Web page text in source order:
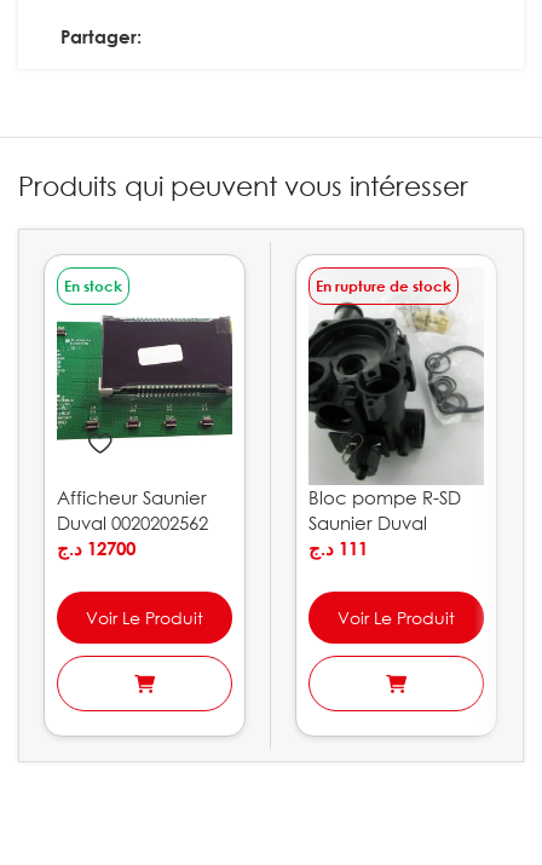
Partager:
Produits qui peuvent vous intéresser
En stock
Afficheur Saunier
Duval 0020202562
12700 د.ج
Voir Le Produit
En rupture de stock
Bloc pompe R-SD
Saunier Duval
0020207140
111 د.ج
Voir Le Produit